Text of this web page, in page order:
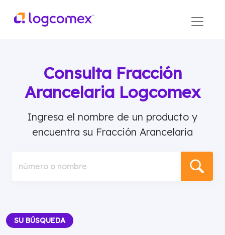
Consulta Fracción
Arancelaria Logcomex
Ingresa el nombre de un producto y
encuentra su Fracción Arancelaria
número o nombre
SU BÚSQUEDA